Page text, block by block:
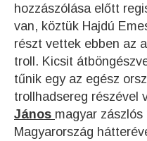
hozzászólása előtt
van, köztük Hajdú
részt vettek ebben az
troll. Kicsit
tűnik egy az egész
trollhadsereg részével
János magyar
Magyarország